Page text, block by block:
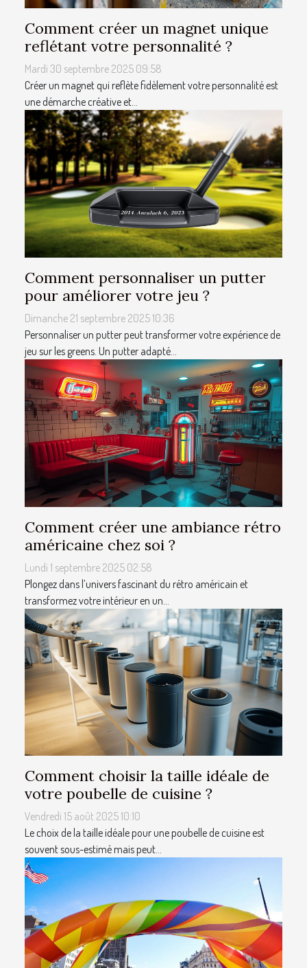
Comment créer un magnet unique
reflétant votre personnalité ?
Mardi 30 septembre 2025 09:58
Créer un magnet qui reflète fidèlement votre personnalité est
une démarche créative et...
Comment personnaliser un putter
pour améliorer votre jeu ?
Dimanche 21 septembre 2025 10:36
Personnaliser un putter peut transformer votre expérience de
jeu sur les greens. Un putter adapté...
Comment créer une ambiance rétro
américaine chez soi ?
Lundi 1 septembre 2025 02:58
Plongez dans l’univers fascinant du rétro américain et
transformez votre intérieur en un...
Comment choisir la taille idéale de
votre poubelle de cuisine ?
Vendredi 15 août 2025 10:10
Le choix de la taille idéale pour une poubelle de cuisine est
souvent sous-estimé mais peut...